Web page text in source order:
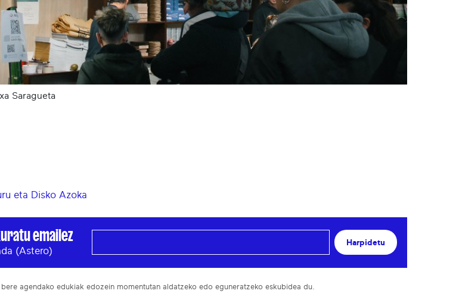
Saragueta
eta Disko Azoka
emailez
(Astero)
Harpidetu
agendako edukiak edozein momentutan aldatzeko edo eguneratzeko eskubidea du.